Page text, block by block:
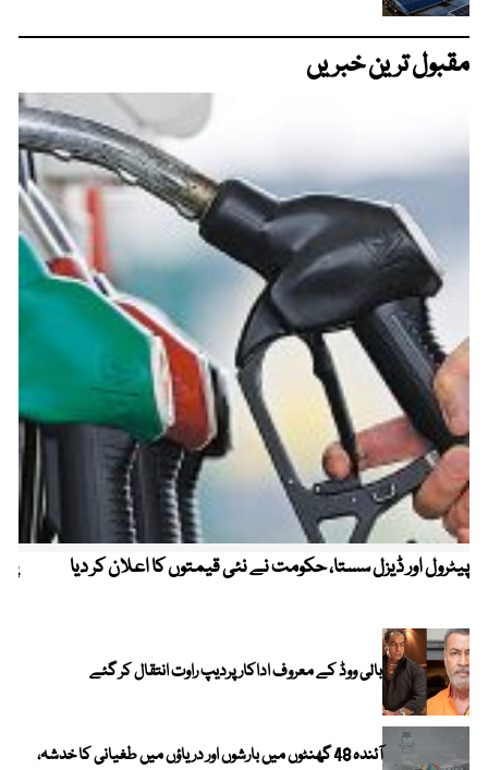
مقبول ترین خبریں
پیٹرول اور ڈیزل سستا، حکومت نے نئی قیمتوں کا اعلان کر دیا
بالی ووڈ کے معروف اداکار پردیپ راوت انتقال کر گئے
آئندہ 48 گھنٹوں میں بارشوں اور دریاؤں میں طغیانی کا خدشہ،